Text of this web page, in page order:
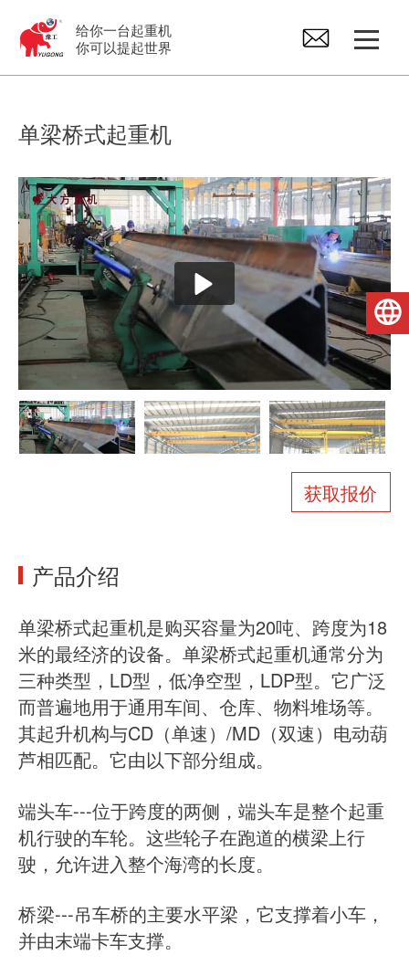
给你一台起重机
你可以提起世界
悬臂起重机
电动葫芦
起重机配件
关于我们
新闻
单梁桥式起重机
获取报价
产品介绍
单梁桥式起重机是购买容量为20吨、跨度为18
米的最经济的设备。单梁桥式起重机通常分为
三种类型，LD型，低净空型，LDP型。它广泛
而普遍地用于通用车间、仓库、物料堆场等。
其起升机构与CD（单速）/MD（双速）电动葫
芦相匹配。它由以下部分组成。
端头车---位于跨度的两侧，端头车是整个起重
机行驶的车轮。这些轮子在跑道的横梁上行
驶，允许进入整个海湾的长度。
桥梁---吊车桥的主要水平梁，它支撑着小车，
并由末端卡车支撑。
简体中文